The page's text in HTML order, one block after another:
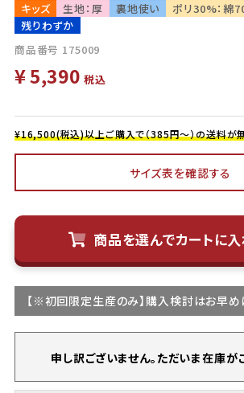
キッズ 生地：厚 裏地使い
ポリ30%：綿
残りわずか
商品番号 175009
¥5,390 税込
¥16,500(税込)以上ご購入で（385円～）の送料が
サイズ表を確認する
商品を選んでカートに
【※初回限定生産のみ】購入検討はお早め
申し訳ございません。ただいま在庫が